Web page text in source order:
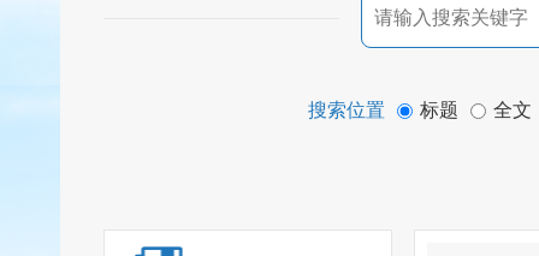
搜索位置 标题 全文